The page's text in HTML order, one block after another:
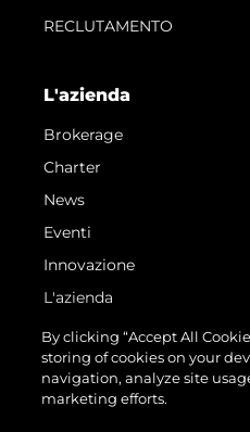
RECLUTAMENTO
L'azienda
Brokerage
Charter
News
Eventi
Innovazione
L'azienda
Il Team
Lifestyle
Heritage
By clicking “Accept All
storing of cookies on your
navigation, analyze site
marketing efforts.